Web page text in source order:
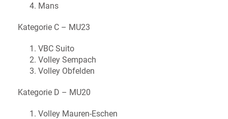
Mans
Kategorie C – MU23
VBC Suito
Volley Sempach
Volley Obfelden
Kategorie D – MU20
Volley Mauren-Eschen